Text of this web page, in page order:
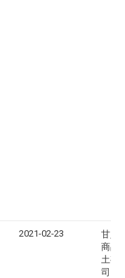
2021-02-23
甘肃
商品
土有
司